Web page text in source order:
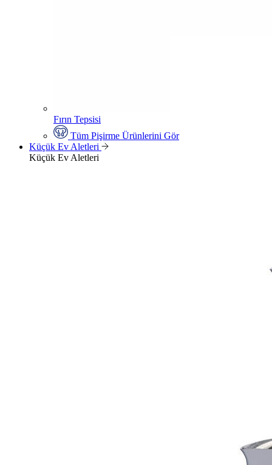
Fırın Tepsisi
Tüm Pişirme Ürünlerini Gör
Küçük Ev Aletleri
Küçük Ev Aletleri